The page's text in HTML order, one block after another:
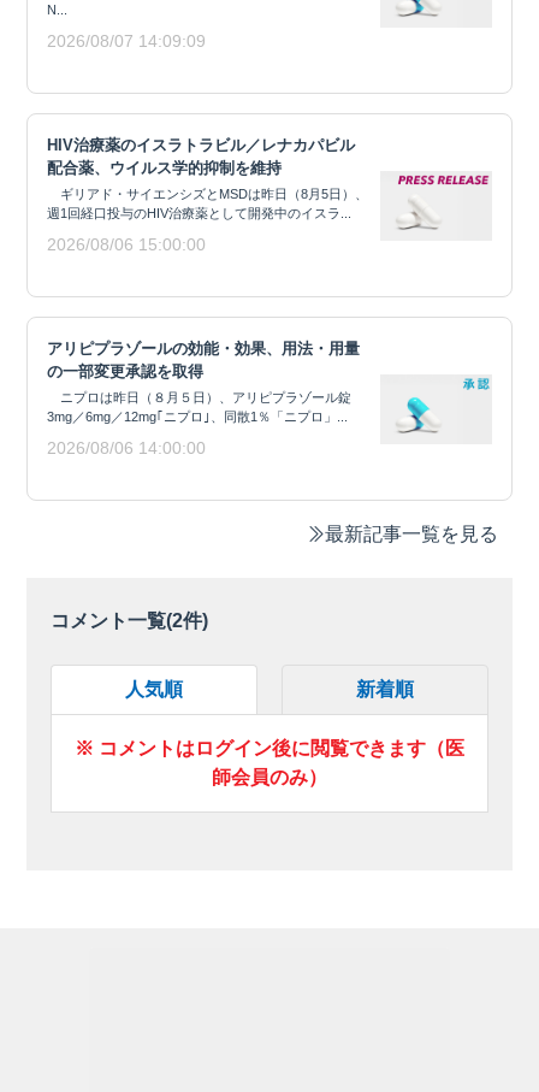
N...
2026/08/07 14:09:09
HIV治療薬のイスラトラビル／レナカパビル
配合薬、ウイルス学的抑制を維持
ギリアド・サイエンシズとMSDは昨日（8月5日）、
週1回経口投与のHIV治療薬として開発中のイスラ...
2026/08/06 15:00:00
アリピプラゾールの効能・効果、用法・用量
の一部変更承認を取得
ニプロは昨日（８月５日）、アリピプラゾール錠
3mg／6mg／12mg｢ニプロ｣、同散1％「ニプロ」...
2026/08/06 14:00:00
最新記事一覧を見る
コメント一覧(2件)
人気順 新着順
※ コメントはログイン後に閲覧できます（医
師会員のみ）